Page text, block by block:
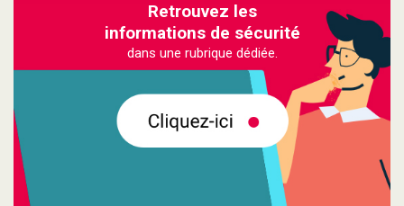
Retrouvez les
informations de sécurité
dans une rubrique dédiée.